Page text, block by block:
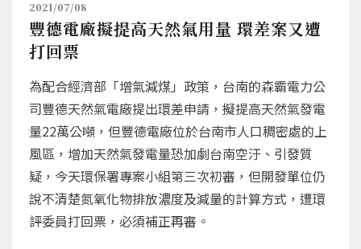
2021/07/08
豐德電廠擬提高天然氣用量 環差案又遭
打回票
為配合經濟部「增氣減煤」政策，台南的森霸電力公
司豐德天然氣電廠提出環差申請，擬提高天然氣發電
量22萬公噸，但豐德電廠位於台南市人口稠密處的上
風區，增加天然氣發電量恐加劇台南空汙、引發質
疑，今天環保署專案小組第三次初審，但開發單位仍
說不清楚氮氧化物排放濃度及減量的計算方式，遭環
評委員打回票，必須補正再審。